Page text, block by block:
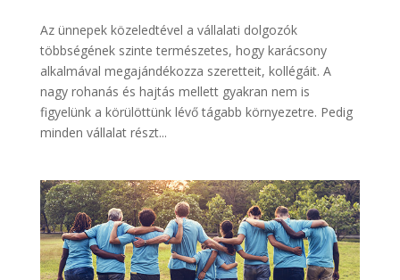
Az ünnepek közeledtével a vállalati dolgozók
többségének szinte természetes, hogy karácsony
alkalmával megajándékozza szeretteit, kollégáit. A
nagy rohanás és hajtás mellett gyakran nem is
figyelünk a körülöttünk lévő tágabb környezetre. Pedig
minden vállalat részt...